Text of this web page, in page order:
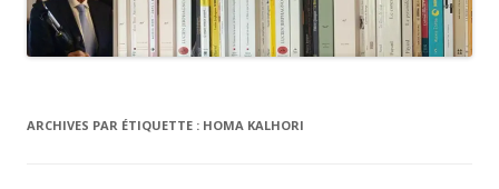
ARCHIVES PAR ÉTIQUETTE : HOMA KALHORI